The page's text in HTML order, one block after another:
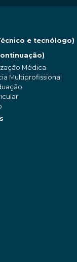
e tecnólogo)
Médica
Multiprofissional